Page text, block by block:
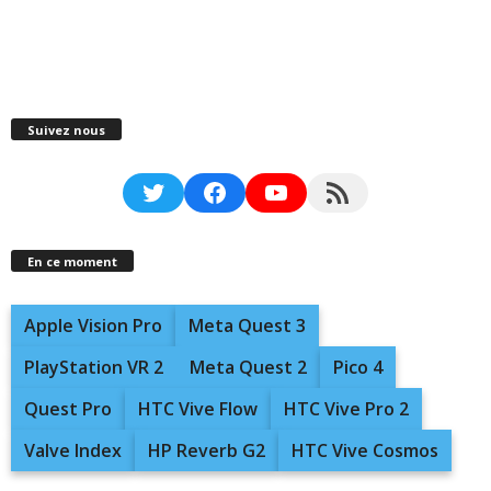
Suivez nous
TwitterFacebookYouTubeRSS Feed
En ce moment
Apple Vision Pro
Meta Quest 3
PlayStation VR 2
Meta Quest 2
Pico 4
Quest Pro
HTC Vive Flow
HTC Vive Pro 2
Valve Index
HP Reverb G2 HTC Vive Cosmos